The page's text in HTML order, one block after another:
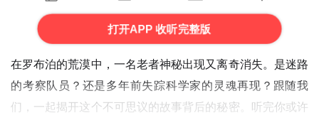
打开APP 收听完整版
在罗布泊的荒漠中，一名老者神秘出现又离奇消失。是迷路
的考察队员？还是多年前失踪科学家的灵魂再现？跟随我
们，一起揭开这个不可思议的故事背后的秘密。听完你或许